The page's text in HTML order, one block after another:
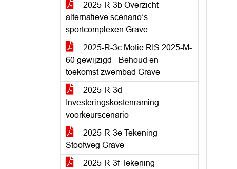
2025-R-3b Overzicht
alternatieve scenario’s
sportcomplexen Grave
2025-R-3c Motie RIS 2025-M-
60 gewijzigd - Behoud en
toekomst zwembad Grave
2025-R-3d
Investeringskostenraming
voorkeurscenario
2025-R-3e Tekening
Stoofweg Grave
2025-R-3f Tekening